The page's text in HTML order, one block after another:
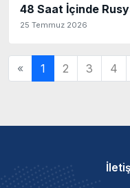
48 Saat İçinde
25 Temmuz 2026
« 1 2 3 4